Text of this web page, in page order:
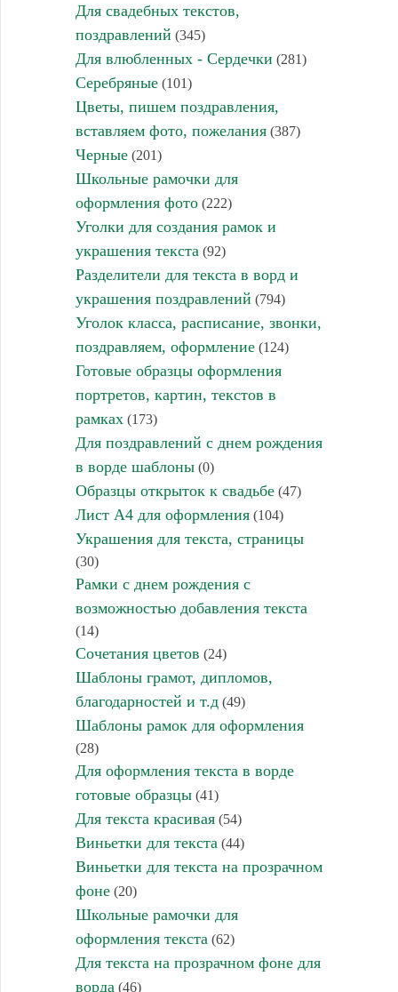
Для свадебных текстов,
поздравлений (345)
Для влюбленных - Сердечки (281)
Серебряные(101)
Цветы, пишем поздравления,
вставляем фото, пожелания(387)
Черные(201)
Школьные рамочки для
оформления фото(222)
Уголки для создания рамок и
украшения текста (92)
Разделители для текста в ворд и
украшения поздравлений (794)
Уголок класса, расписание, звонки,
поздравляем, оформление(124)
Готовые образцы оформления
портретов, картин, текстов в
рамках(173)
Для поздравлений с днем рождения
в ворде шаблоны(0)
Образцы открыток к свадьбе(47)
Лист А4 для оформления(104)
Украшения для текста, страницы
(30)
Рамки с днем рождения с
возможностью добавления текста
(14)
Сочетания цветов (24)
Шаблоны грамот, дипломов,
благодарностей и т.д(49)
Шаблоны рамок для оформления
(28)
Для оформления текста в ворде
готовые образцы(41)
Для текста красивая(54)
Виньетки для текста (44)
Виньетки для текста на прозрачном
фоне(20)
Школьные рамочки для
оформления текста (62)
Для текста на прозрачном фоне для
ворда (46)